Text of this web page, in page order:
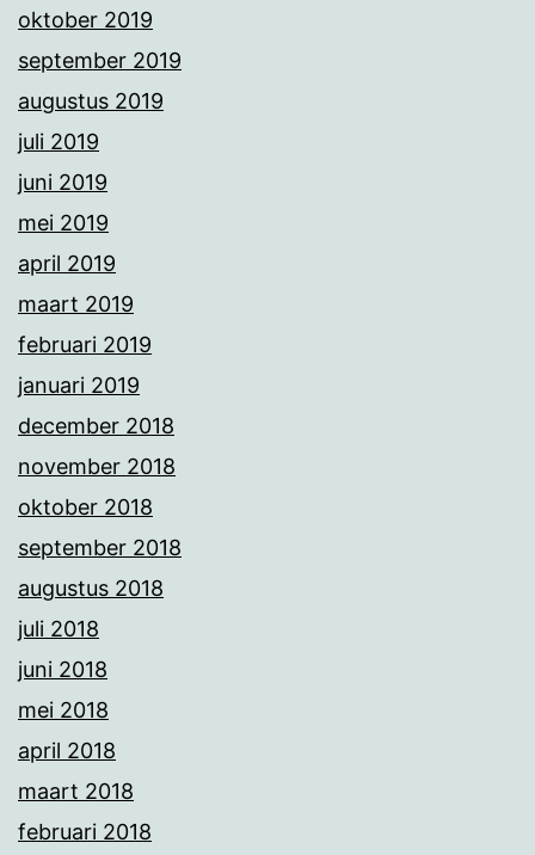
oktober 2019
september 2019
augustus 2019
juli 2019
juni 2019
mei 2019
april 2019
maart 2019
februari 2019
januari 2019
december 2018
november 2018
oktober 2018
september 2018
augustus 2018
juli 2018
juni 2018
mei 2018
april 2018
maart 2018
februari 2018